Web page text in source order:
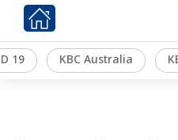
19 KBC Australia